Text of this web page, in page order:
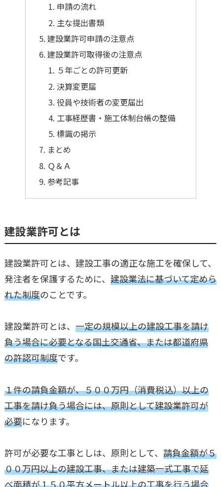
申請の流れ
主な提出書類
建設業許可申請の注意点
建設業許可取得後の注意点
５年ごとの許可更新
決算変更届
役員や技術者の変更届出
工事経歴書・施工体制台帳の整備
標識の掲示
まとめ
Ｑ＆Ａ
参考記事
建設業許可とは
建設業許可とは、建設工事の適正な施工を確保して、
発注者を保護するために、 建設業法に基づいて定めら
れた制度のことです。
建設業許可とは、 一定の規模以上の建設工事を請け
負う場合に必要となる国土交通省、または都道府県
の許認可制度です。
１件の請負金額が、５００万円（消費税込）以上の
工事を請け負う場合には、原則として建設業許可が
必要になります。
許可が必要な工事としは、原則として、 請負金額が５
００万円以上の建設工事、または建築一式工事で延
べ面積が１５０平方メートル以上の工事を行う場合